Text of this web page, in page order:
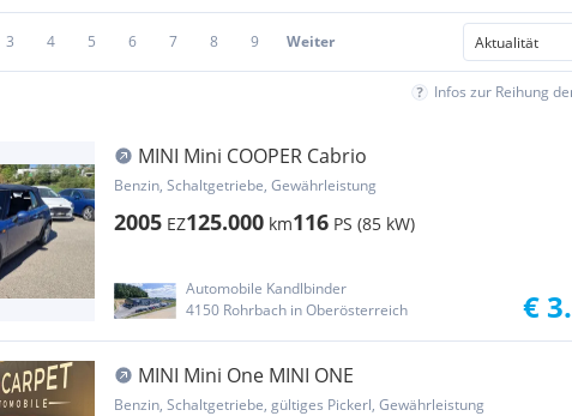
3 4 5 6 7 8 9 Weiter
Infos zur Reihung
MINI Mini COOPER Cabrio
Benzin, Schaltgetriebe, Gewährleistung
2005 EZ125.000 km116 PS (85 kW)
Automobile Kandlbinder
4150 Rohrbach in Oberösterreich
€
MINI Mini One MINI ONE
Benzin, Schaltgetriebe, gültiges Pickerl, Gewährleistung